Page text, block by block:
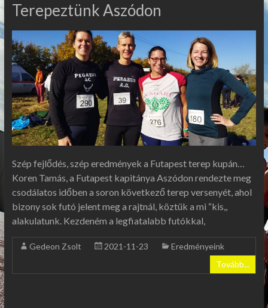
Terepeztünk Aszódon
Szép fejlődés, szép eredmények a Futapest terep kupán…
Koren Tamás, a Futapest kapitánya Aszódon rendezte meg
csodálatos időben a soron következő terep versenyét, ahol
bizony sok futó jelent meg a rajtnál, köztük a mi “kis,,
alakulatunk. Kezdeném a legfiatalabb futókkal,
Gedeon Zsolt 2021-11-23
Eredményeink
Tovább...